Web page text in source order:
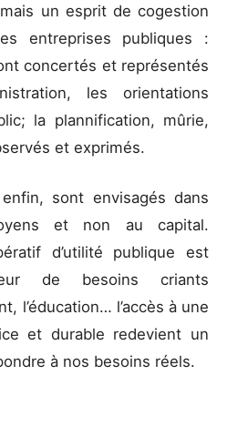
un esprit de cogestion
entreprises publiques :
concertés et représentés
les orientations
la plannification, mûrie,
et exprimés.
sont envisagés dans
et non au capital.
d’utilité publique est
de besoins criants
l’éducation… l’accès à une
et durable redevient un
à nos besoins réels.